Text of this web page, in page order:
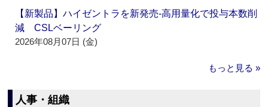
【新製品】ハイゼントラを新発売‐高用量化で投与本数削
減 CSLベーリング
2026年08月07日 (金)
もっと見る »
人事・組織